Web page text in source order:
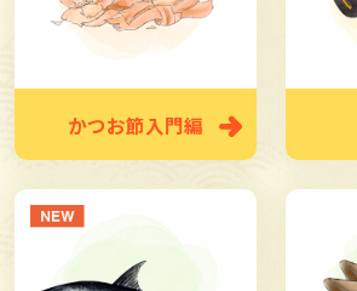
「裸節（はだかぶし）」と呼びます。
＜カビ付け＞
研磨を経た裸節にカビを噴霧し、温
ている室でカビを発育させます。その
と呼びます。
かつお節入門編